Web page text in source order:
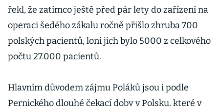
řekl, že zatímco ještě před pár lety do zařízení na
operaci šedého zákalu ročně přišlo zhruba 700
polských pacientů, loni jich bylo 5000 z celkového
počtu 27.000 pacientů.
Hlavním důvodem zájmu Poláků jsou i podle
Pernického dlouhé čekací doby v Polsku, které v